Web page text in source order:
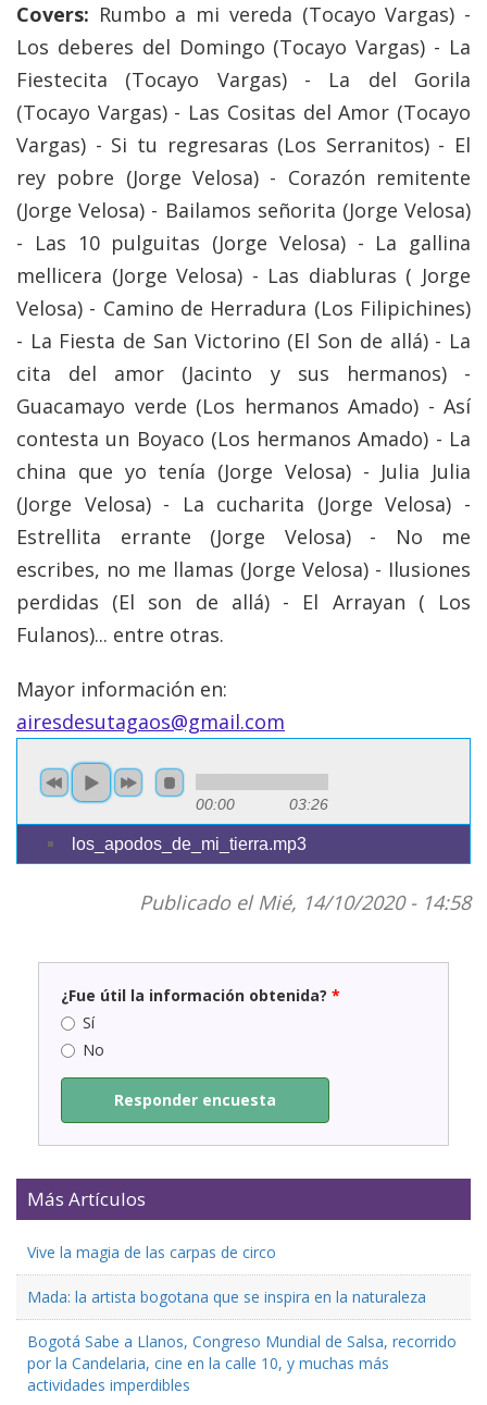
Covers: Rumbo a mi vereda (Tocayo Vargas) -
Los deberes del Domingo (Tocayo Vargas) - La
Fiestecita (Tocayo Vargas) - La del Gorila
(Tocayo Vargas) - Las Cositas del Amor (Tocayo
Vargas) - Si tu regresaras (Los Serranitos) - El
rey pobre (Jorge Velosa) - Corazón remitente
(Jorge Velosa) - Bailamos señorita (Jorge Velosa)
- Las 10 pulguitas (Jorge Velosa) - La gallina
mellicera (Jorge Velosa) - Las diabluras ( Jorge
Velosa) - Camino de Herradura (Los Filipichines)
- La Fiesta de San Victorino (El Son de allá) - La
cita del amor (Jacinto y sus hermanos) -
Guacamayo verde (Los hermanos Amado) - Así
contesta un Boyaco (Los hermanos Amado) - La
china que yo tenía (Jorge Velosa) - Julia Julia
(Jorge Velosa) - La cucharita (Jorge Velosa) -
Estrellita errante (Jorge Velosa) - No me
escribes, no me llamas (Jorge Velosa) - Ilusiones
perdidas (El son de allá) - El Arrayan ( Los
Fulanos)... entre otras.
Mayor información en:
airesdesutagaos@gmail.com
00:00 03:26
los_apodos_de_mi_tierra.mp3
Publicado el Mié, 14/10/2020 - 14:58
¿Fue útil la información obtenida? *
Sí
No
Responder encuesta
Más Artículos
Vive la magia de las carpas de circo
Mada: la artista bogotana que se inspira en la naturaleza
Bogotá Sabe a Llanos, Congreso Mundial de Salsa, recorrido
por la Candelaria, cine en la calle 10, y muchas más
actividades imperdibles